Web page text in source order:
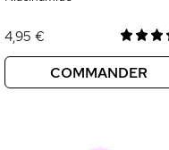
4,95 €
COMMANDER